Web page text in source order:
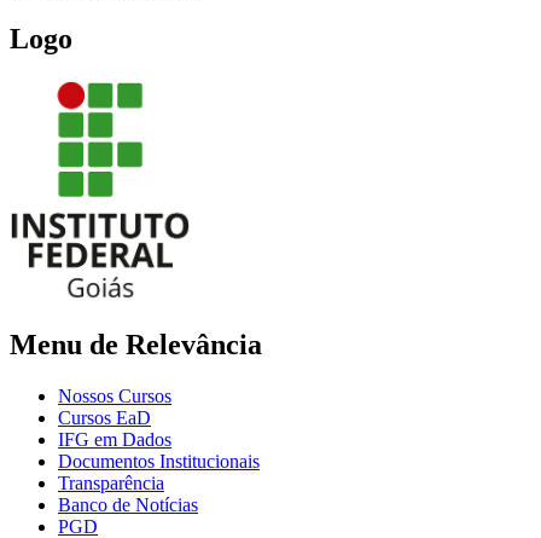
Logo
Menu de Relevância
Nossos Cursos
Cursos EaD
IFG em Dados
Documentos Institucionais
Transparência
Banco de Notícias
PGD